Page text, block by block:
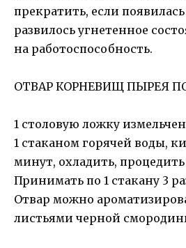
прекратить, если
развилось угнетенное
на работоспособность.
ОТВАР КОРНЕВИЩ ПЫРЕЯ
1 столовую ложку
1 стаканом горячей воды,
минут, охладить,
Принимать по 1 стакану 3
Отвар можно
листьями черной